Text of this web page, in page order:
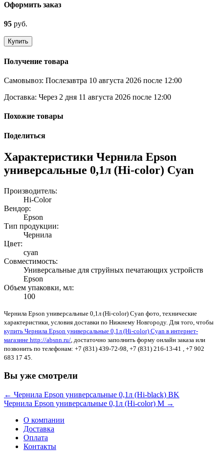
Оформить заказ
95 руб.
Купить
Получение товара
Самовывоз: Послезавтра 10 августа 2026 после 12:00
Доставка: Через 2 дня 11 августа 2026 после 12:00
Похожие товары
Поделиться
Характеристики Чернила Epson
универсальные 0,1л (Hi-color) Сyan
Производитель:
Hi-Color
Вендор:
Epson
Тип продукции:
Чернила
Цвет:
cyan
Совместимость:
Универсальные для струйных печатающих устройств
Epson
Объем упаковки, мл:
100
Чернила Epson универсальные 0,1л (Hi-color) Сyan фото, технические
характеристики, условия доставки по Нижнему Новгороду. Для того, чтобы
купить Чернила Epson универсальные 0,1л (Hi-color) Сyan в интернет-
магазине http://absnn.ru/ , достаточно заполнить форму онлайн заказа или
позвонить по телефонам: +7 (831) 439-72-98, +7 (831) 216-13-41 , +7 902
683 17 45.
Вы уже смотрели
← Чернила Epson универсальные 0,1л (Hi-black) BK
Чернила Epson универсальные 0,1л (Hi-color) M →
О компании
Доставка
Оплата
Контакты